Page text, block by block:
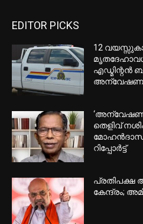
EDITOR PICKS
12
എഡ്മിന്റൻ
തെളിവ്
റിപ്പോർട്ട്
പ്രതിപക്ഷ
കേന്ദ്രം;